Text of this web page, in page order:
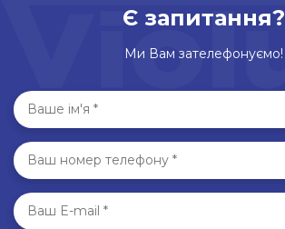
Є запитання?
Ми Вам зателефонуємо!